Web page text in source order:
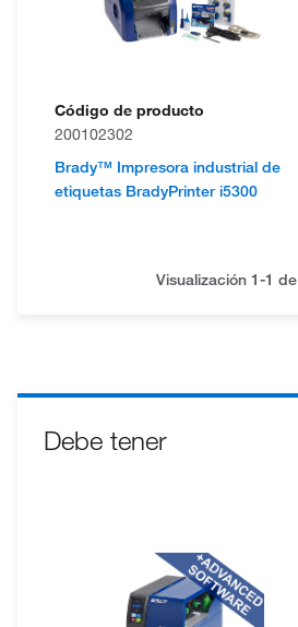
Código de producto
200102302
Brady™ Impresora industrial de
etiquetas BradyPrinter i5300
Visualización 1-1 de
Debe tener